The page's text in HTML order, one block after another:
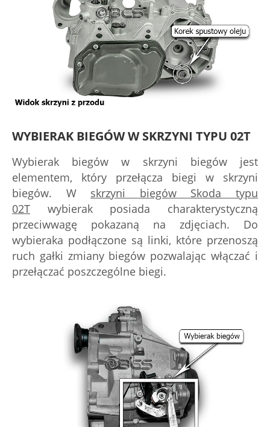
WYBIERAK BIEGÓW W SKRZYNI TYPU 02T
Wybierak biegów w skrzyni biegów jest
elementem, który przełącza biegi w skrzyni
biegów. W skrzyni biegów Skoda typu
02T wybierak posiada charakterystyczną
przeciwwagę pokazaną na zdjęciach. Do
wybieraka podłączone są linki, które przenoszą
ruch gałki zmiany biegów pozwalając włączać i
przełączać poszczególne biegi.